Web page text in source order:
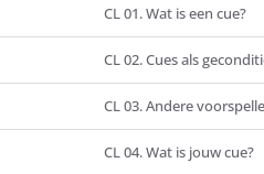
CL 01. Wat is een cue?
CL 02. Cues als
CL 03. Andere
CL 04. Wat is jouw cue?